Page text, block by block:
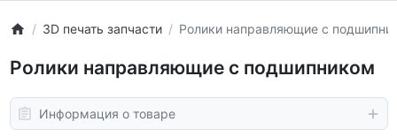
3D печать запчасти Ролики направляющие с
Ролики направляющие с подшипником
Информация о товаре